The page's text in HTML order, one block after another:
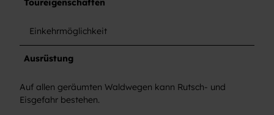
Toureigenschaften
Einkehrmöglichkeit
Ausrüstung
Auf allen geräumten Waldwegen kann Rutsch- und
Eisgefahr bestehen.